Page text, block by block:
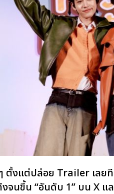
ตั้งแต่ปล่อย Trailer เลย
จนขึ้น “อันดับ 1” บน X